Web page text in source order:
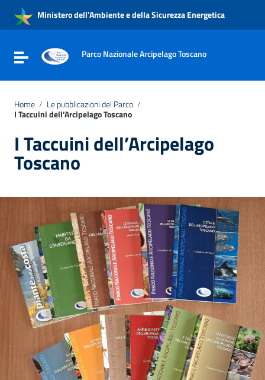
Vai al menu di navigazione
Vai al footer
Ministero dell'Ambiente e della Sicurezza Energetica
Attiva / disattiva la navigazione
Parco Nazionale Arcipelago Toscano
Home / Le pubblicazioni del Parco /
I Taccuini dell’Arcipelago Toscano
I Taccuini dell’Arcipelago
Toscano